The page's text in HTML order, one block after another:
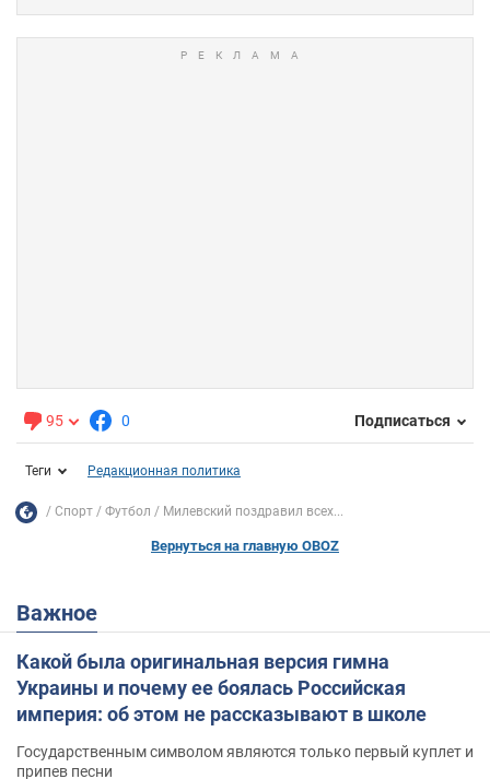
95 0 Подписаться
Теги Редакционная политика
Спорт Футбол Милевский поздравил всех...
Вернуться на главную OBOZ
Важное
Какой была оригинальная версия гимна
Украины и почему ее боялась Российская
империя: об этом не рассказывают в школе
Государственным символом являются только первый куплет и
припев песни